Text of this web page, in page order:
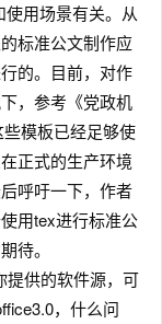
用场景有关。从
标准公文制作应
的。目前，对作
，参考《党政机
模板已经足够使
正式的生产环境
呼吁一下，作者
用tex进行标准公
待。
提供的软件源，可
，什么问